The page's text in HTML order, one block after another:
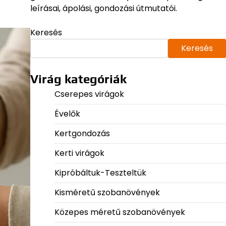
leírásai, ápolási, gondozási útmutatói.
Keresés
Keresés
Virág kategóriák
Cserepes virágok
Évelők
Kertgondozás
Kerti virágok
Kipróbáltuk-Teszteltük
Kisméretű szobanövények
Közepes méretű szobanövények